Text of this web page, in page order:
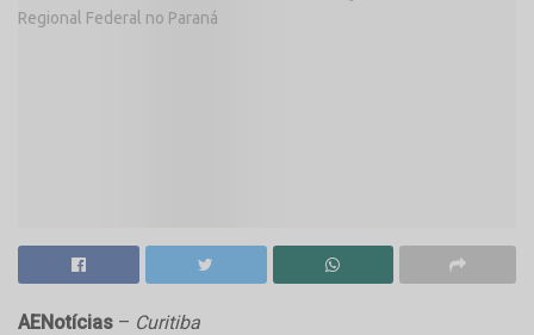
AENotícias – Curitiba